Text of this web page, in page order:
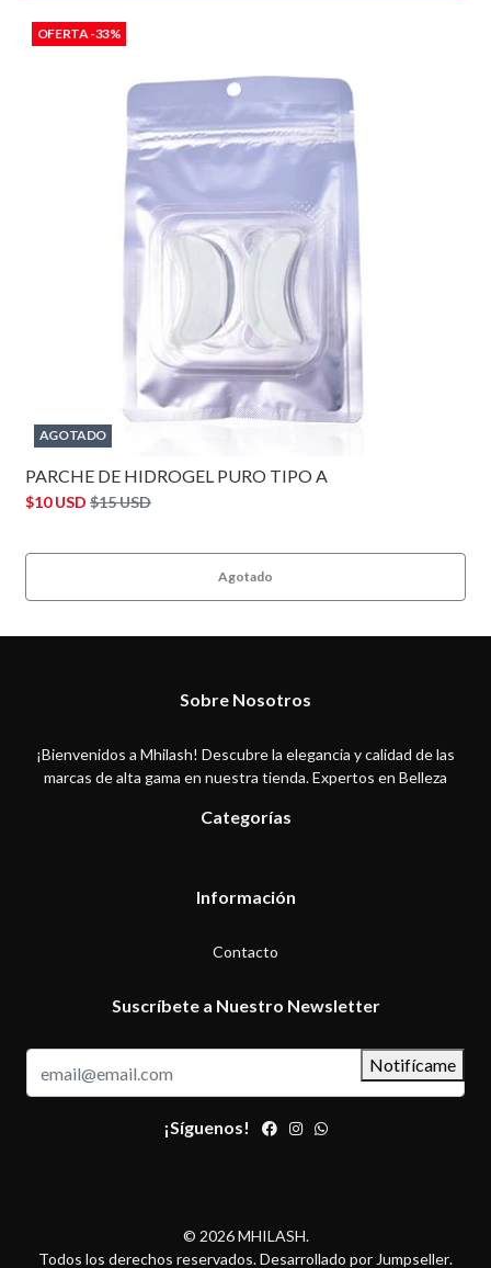
OFERTA -33%
AGOTADO
PARCHE DE HIDROGEL PURO TIPO A
$10 USD $15 USD
Agotado
Sobre Nosotros
¡Bienvenidos a Mhilash! Descubre la elegancia y calidad de las
marcas de alta gama en nuestra tienda. Expertos en Belleza
Categorías
Información
Contacto
Suscríbete a Nuestro Newsletter
Notifícame
¡Síguenos!
© 2026 MHILASH.
Todos los derechos reservados.Desarrollado por Jumpseller.